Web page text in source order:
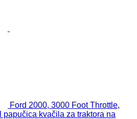
Ford 2000, 3000 Foot Throttle,
kvačila za traktora na